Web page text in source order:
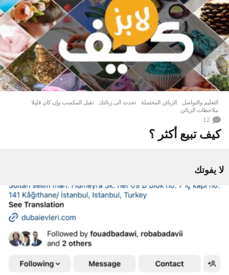
التعليم والتواصل الزبائن المحتملة ,
تحدث الى زبائنك ,
تقبل المكسب وإن كان قليلا
ملاحظات الزبائن
12
كيف تبيع أكثر ؟
لا يفوتك